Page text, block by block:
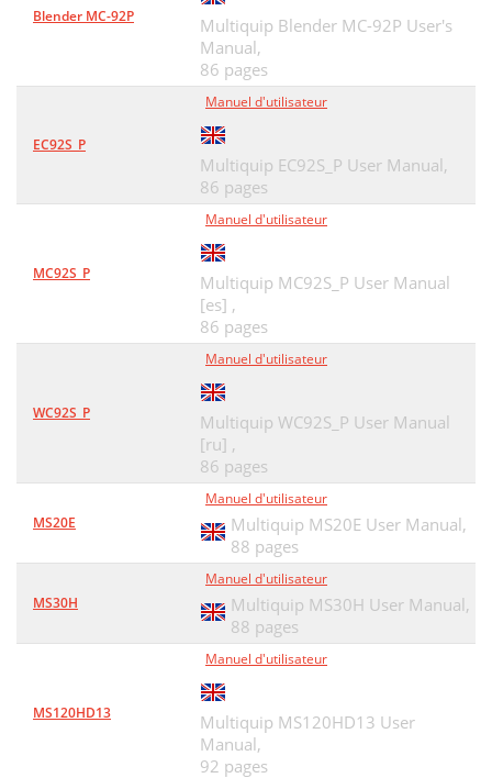
Blender MC-92P
Multiquip Blender MC-92P User's
Manual,
86 pages
EC92S_P
Manuel d'utilisateur
Multiquip EC92S_P User Manual,
86 pages
MC92S_P
Manuel d'utilisateur
Multiquip MC92S_P User Manual
[es] ,
86 pages
WC92S_P
Manuel d'utilisateur
Multiquip WC92S_P User Manual
[ru] ,
86 pages
MS20E
Manuel d'utilisateur
Multiquip MS20E User Manual,
88 pages
MS30H
Manuel d'utilisateur
Multiquip MS30H User Manual,
88 pages
MS120HD13
Manuel d'utilisateur
Multiquip MS120HD13 User
Manual,
92 pages